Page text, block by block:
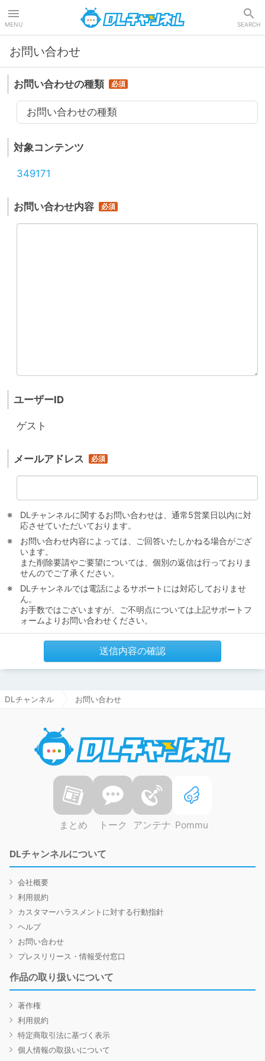
MENU SEARCH
お問い合わせ
お問い合わせの種類
お問い合わせの種類
対象コンテンツ
349171
お問い合わせ内容
ユーザーID
ゲスト
メールアドレス
DLチャンネルに関するお問い合わせは、通常5営業日以内に対
応させていただいております。
お問い合わせ内容によっては、ご回答いたしかねる場合がござ
います。
また削除要請やご要望については、個別の返信は行っておりま
せんのでご了承ください。
DLチャンネルでは電話によるサポートには対応しておりませ
ん。
お手数ではございますが、ご不明点については上記サポートフ
ォームよりお問い合わせください。
送信内容の確認
DLチャンネル お問い合わせ
まとめ トーク アンテナ Pommu
DLチャンネルについて
会社概要
利用規約
カスタマーハラスメントに対する行動指針
ヘルプ
お問い合わせ
プレスリリース・情報受付窓口
作品の取り扱いについて
著作権
利用規約
特定商取引法に基づく表示
個人情報の取扱いについて